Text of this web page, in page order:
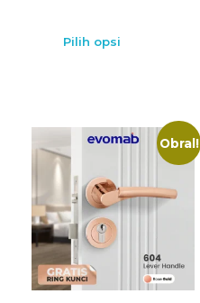
Pilih opsi
Obral!